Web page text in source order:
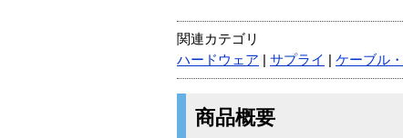
関連カテゴリ
ハードウェア
サプライ ケーブル
商品概要